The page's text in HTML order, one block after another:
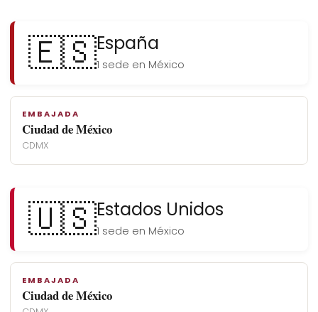
🇪🇸España
1 sede en México
EMBAJADA
Ciudad de México
CDMX
🇺🇸Estados Unidos
1 sede en México
EMBAJADA
Ciudad de México